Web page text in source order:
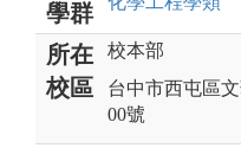
學群
所在
校區
校本部
台中市西屯區文
00號